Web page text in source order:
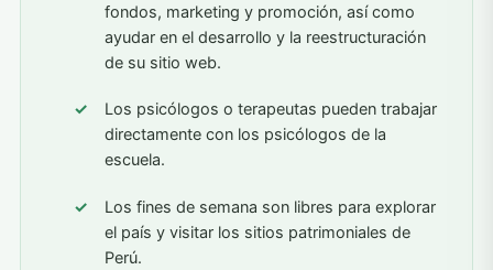
fondos, marketing y promoción, así como
ayudar en el desarrollo y la reestructuración
de su sitio web.
Los psicólogos o terapeutas pueden trabajar
directamente con los psicólogos de la
escuela.
Los fines de semana son libres para explorar
el país y visitar los sitios patrimoniales de
Perú.